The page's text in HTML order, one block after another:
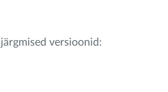
versioonid: